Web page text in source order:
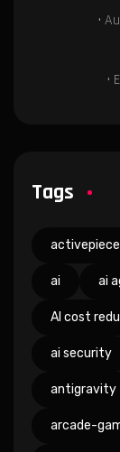
•
•
Tags
ai ai
AI cost
ai security
antigravity
arcade-